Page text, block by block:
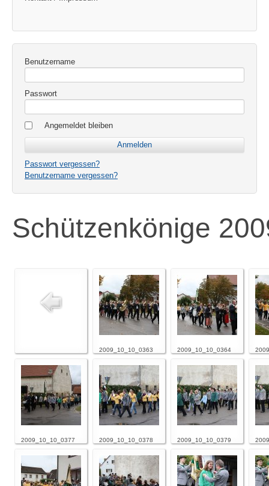
Benutzername
Passwort
Angemeldet bleiben
Passwort vergessen?
Benutzername vergessen?
Schützenkönige
2009_10_10_0363 2009_10_10_0364
2009_10_10_0377 2009_10_10_0378 2009_10_10_0379